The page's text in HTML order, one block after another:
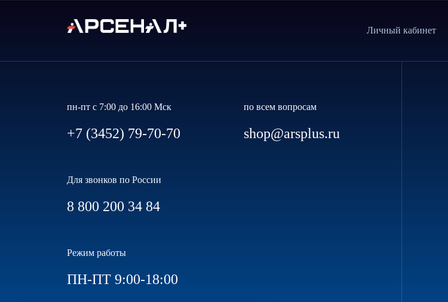
Личный кабинет
пн-пт с 7:00 до 16:00 Мск
+7 (3452) 79-70-70
по всем вопросам
shop@arsplus.ru
Для звонков по России
8 800 200 34 84
Режим работы
ПН-ПТ 9:00-18:00